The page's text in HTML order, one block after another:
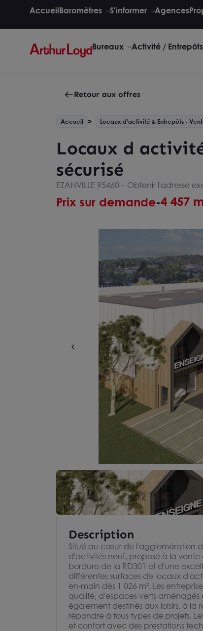
AccueilBaromètres S'informer Agences
Bureaux Activité / Entrepôts
Retour aux offres
Accueil Locaux d'activité & Entrepôts -
Locaux d
sécurisé
EZANVILLE 95460 – Obtenir l'adresse
Prix sur demande-4 457
Description
Situé au cœur de l'agglomération
d'activités neuf, proposé à la
bordure de la RD301 et d'une
différentes surfaces de locaux
en-main dès 1 026 m². Les
qualité, d'espaces verts aménagés
également destinés aux loisirs, à
répondre à tous types de projets.
et confort avec des prestations